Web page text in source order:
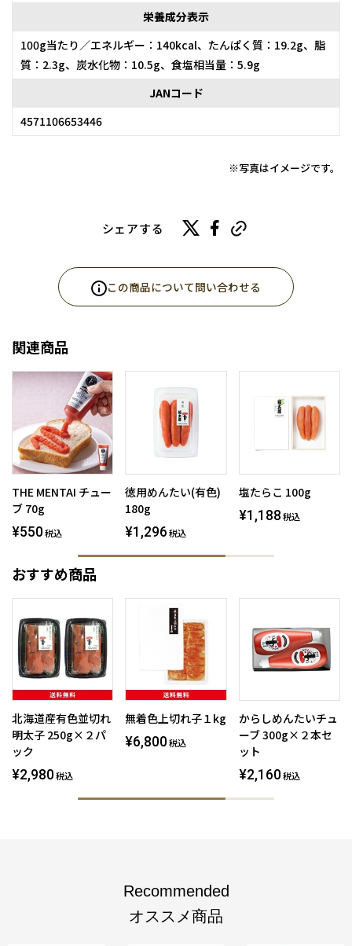
栄養成分表示
100g当たり／エネルギー：140kcal、たんぱく質：19.2g、脂
質：2.3g、炭水化物：10.5g、食塩相当量：5.9g
JANコード
4571106653446
※写真はイメージです。
シェアする
この商品について問い合わせる
関連商品
THE MENTAI チュー
ブ 70g
¥550 税込
徳用めんたい(有色)
180g
¥1,296 税込
塩たらこ 100g
¥1,188 税込
おすすめ商品
北海道産有色並切れ
明太子 250g×２パ
ック
¥2,980 税込
無着色上切れ子１kg
¥6,800 税込
からしめんたいチュ
ーブ 300g×２本セ
ット
¥2,160 税込
Recommended
オススメ商品